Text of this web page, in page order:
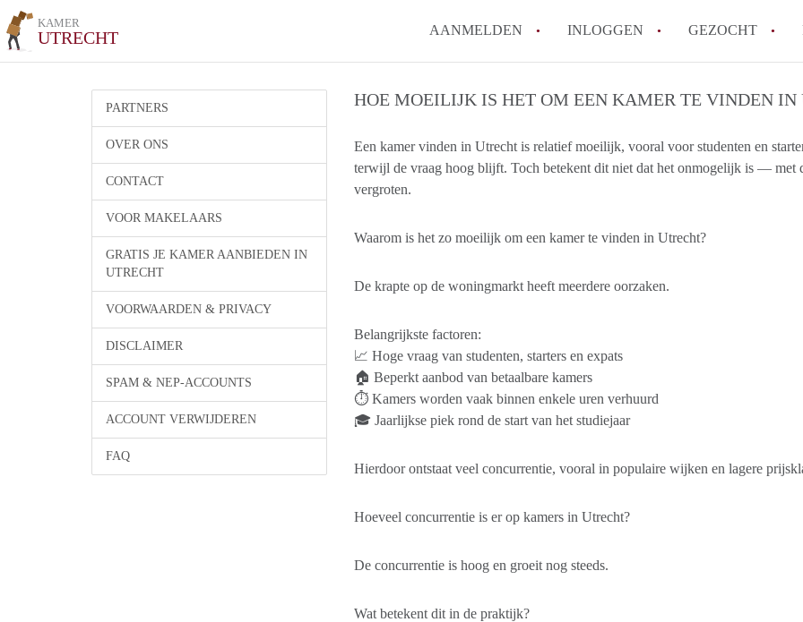
KAMER
UTRECHT AANMELDEN INLOGGEN GEZOCHT
Hoe vind ik snel een kamer in
Tips: om in Utrecht een
Hoe werkt Kamers Utrecht
PARTNERS
OVER ONS
CONTACT
VOOR MAKELAARS
GRATIS JE KAMER AANBIEDEN IN
UTRECHT
VOORWAARDEN & PRIVACY
DISCLAIMER
SPAM & NEP-ACCOUNTS
ACCOUNT VERWIJDEREN
FAQ
HOE MOEILIJK IS HET OM EEN KAMER TE VINDEN IN
Een kamer vinden in Utrecht is relatief moeilijk, vooral voor studenten en
terwijl de vraag hoog blijft. Toch betekent dit niet dat het onmogelijk is — met
vergroten.
Waarom is het zo moeilijk om een kamer te vinden in Utrecht?
De krapte op de woningmarkt heeft meerdere oorzaken.
Belangrijkste factoren:
📈 Hoge vraag van studenten, starters en expats
🏠 Beperkt aanbod van betaalbare kamers
⏱️ Kamers worden vaak binnen enkele uren verhuurd
🎓 Jaarlijkse piek rond de start van het studiejaar
Hierdoor ontstaat veel concurrentie, vooral in populaire wijken en lagere
Hoeveel concurrentie is er op kamers in Utrecht?
De concurrentie is hoog en groeit nog steeds.
Wat betekent dit in de praktijk?